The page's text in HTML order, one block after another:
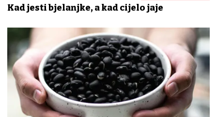
Kad jesti bjelanjke, a kad cijelo jaje